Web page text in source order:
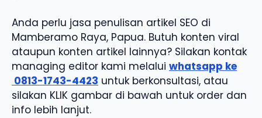
Anda perlu jasa penulisan artikel SEO di
Mamberamo Raya, Papua. Butuh konten viral
ataupun konten artikel lainnya? Silakan kontak
managing editor kami melalui whatsapp ke
0813-1743-4423 untuk berkonsultasi, atau
silakan KLIK gambar di bawah untuk order dan
info lebih lanjut.